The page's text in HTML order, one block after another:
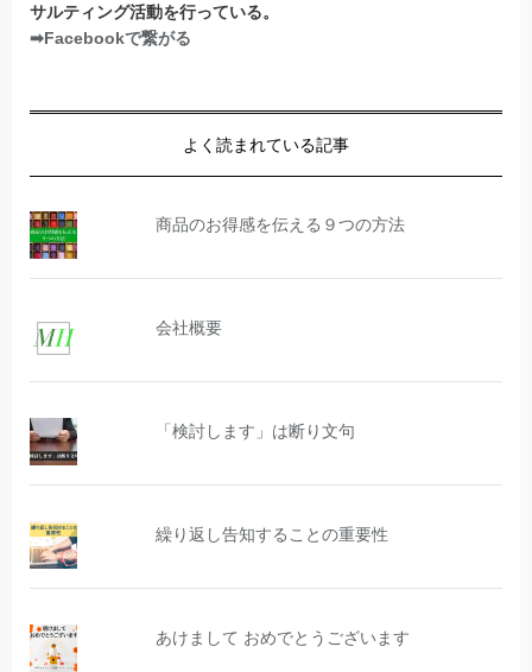
サルティング活動を行っている。
➡Facebookで繋がる
よく読まれている記事
商品のお得感を伝える９つの方法
会社概要
「検討します」は断り文句
繰り返し告知することの重要性
あけまして おめでとうございます